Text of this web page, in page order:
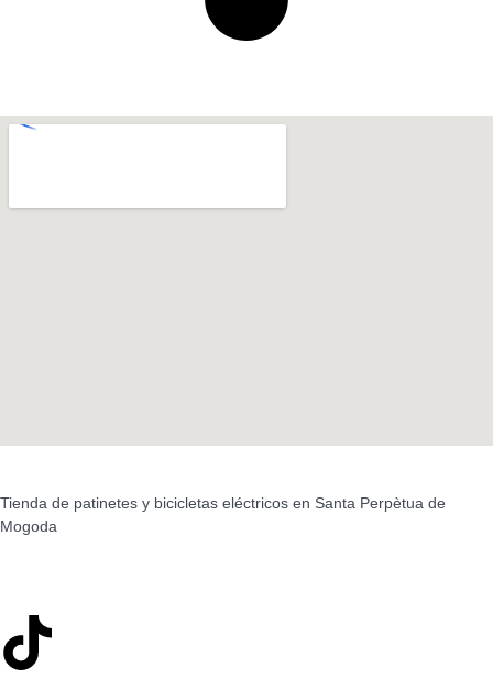
Tienda de patinetes y bicicletas eléctricos en Santa Perpètua de
Mogoda